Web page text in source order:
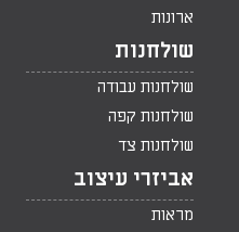
ארונות
שולחנות
שולחנות עבודה
שולחנות קפה
שולחנות צד
אביזרי עיצוב
מראות